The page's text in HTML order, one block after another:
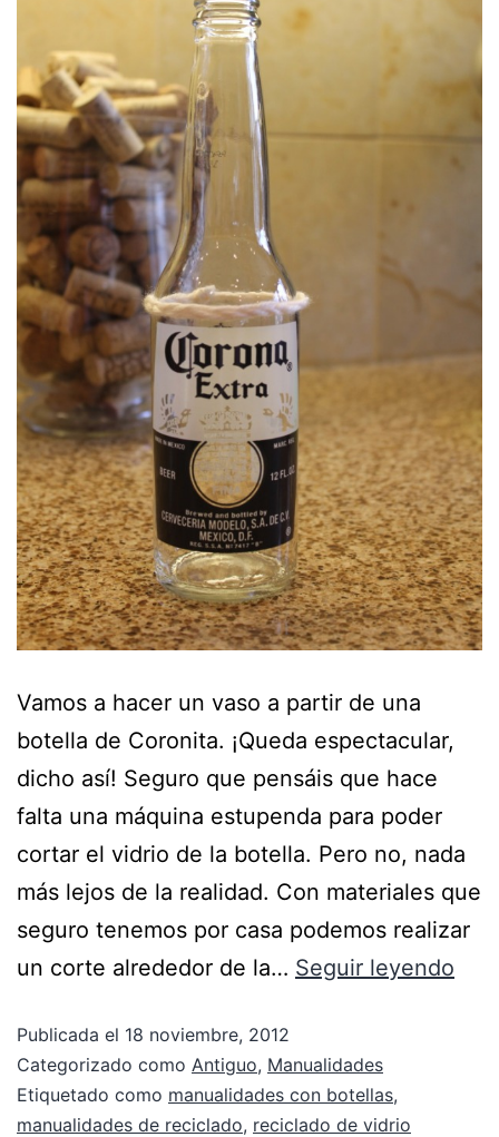
Vamos a hacer un vaso a partir de una
botella de Coronita. ¡Queda espectacular,
dicho así! Seguro que pensáis que hace
falta una máquina estupenda para poder
cortar el vidrio de la botella. Pero no, nada
más lejos de la realidad. Con materiales que
seguro tenemos por casa podemos realizar
un corte alrededor de la… Seguir leyendo
Publicada el 18 noviembre, 2012
Categorizado como Antiguo, Manualidades
Etiquetado como manualidades con botellas,
manualidades de reciclado, reciclado de vidrio